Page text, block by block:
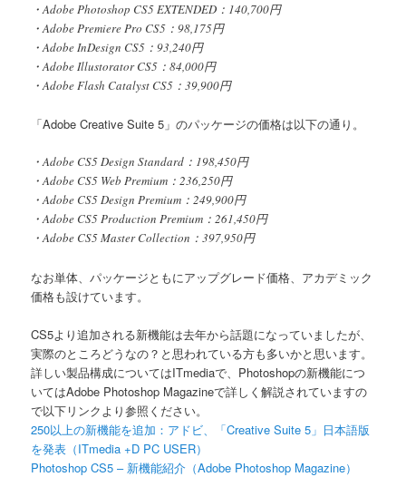
・Adobe Photoshop CS5 EXTENDED：140,700円
・Adobe Premiere Pro CS5：98,175円
・Adobe InDesign CS5：93,240円
・Adobe Illustorator CS5：84,000円
・Adobe Flash Catalyst CS5：39,900円
「Adobe Creative Suite 5」のパッケージの価格は以下の通り。
・Adobe CS5 Design Standard：198,450円
・Adobe CS5 Web Premium：236,250円
・Adobe CS5 Design Premium：249,900円
・Adobe CS5 Production Premium：261,450円
・Adobe CS5 Master Collection：397,950円
なお単体、パッケージともにアップグレード価格、アカデミック
価格も設けています。
CS5より追加される新機能は去年から話題になっていましたが、
実際のところどうなの？と思われている方も多いかと思います。
詳しい製品構成についてはITmediaで、Photoshopの新機能につ
いてはAdobe Photoshop Magazineで詳しく解説されていますの
で以下リンクより参照ください。
250以上の新機能を追加：アドビ、「Creative Suite 5」日本語版
を発表（ITmedia +D PC USER）
Photoshop CS5 – 新機能紹介（Adobe Photoshop Magazine）